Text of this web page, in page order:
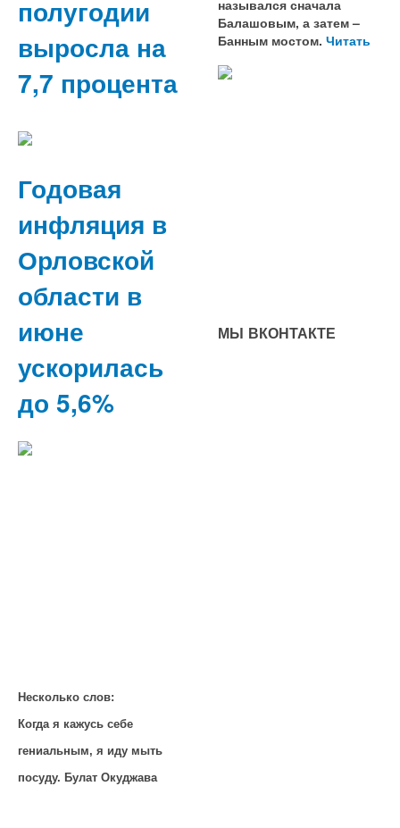
полугодии
выросла на
7,7 процента
Годовая
инфляция в
Орловской
области в
июне
ускорилась
до 5,6%
Несколько слов:
Когда я кажусь себе
гениальным, я иду мыть
посуду. Булат Окуджава
назывался сначала
Балашовым, а затем –
Банным мостом. Читать
МЫ ВКОНТАКТЕ